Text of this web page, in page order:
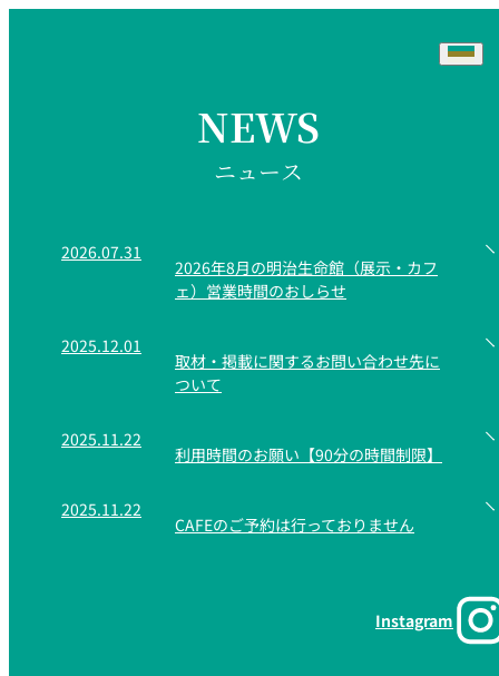
NEWS
MENU
HISTORY
LINK
NEWS
ニュース
2026.07.31
2026年8月の明治生命館（展示・カフ
ェ）営業時間のおしらせ
2025.12.01
取材・掲載に関するお問い合わせ先に
ついて
2025.11.22
利用時間のお願い【90分の時間制限】
2025.11.22
CAFEのご予約は行っておりません
Instagram